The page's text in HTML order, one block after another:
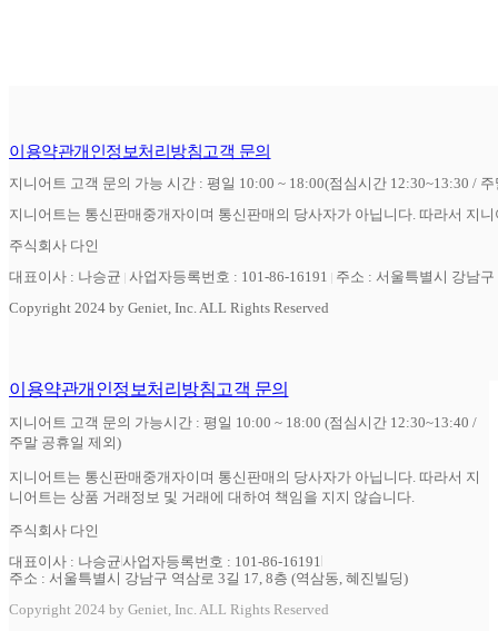
이용약관개인정보처리방침고객 문의
지니어트 고객 문의 가능 시간 : 평일 10:00 ~ 18:00(점심시간 12:30~13:30 /
지니어트는 통신판매중개자이며 통신판매의 당사자가 아닙니다. 따라서 지
주식회사 다인
대표이사 : 나승균 사업자등록번호 : 101-86-16191
주소 : 서울특별시 강남
Copyright 2024 by Geniet, Inc. ALL Rights Reserved
이용약관개인정보처리방침고객 문의
지니어트 고객 문의 가능시간 : 평일 10:00 ~ 18:00 (점심시간 12:30~13:40 /
주말 공휴일 제외)
지니어트는 통신판매중개자이며 통신판매의 당사자가 아닙니다. 따라서 지
니어트는 상품 거래정보 및 거래에 대하여 책임을 지지 않습니다.
주식회사 다인
대표이사 : 나승균사업자등록번호 : 101-86-16191
주소 : 서울특별시 강남구 역삼로 3길 17, 8층 (역삼동, 혜진빌딩)
Copyright 2024 by Geniet, Inc. ALL Rights Reserved